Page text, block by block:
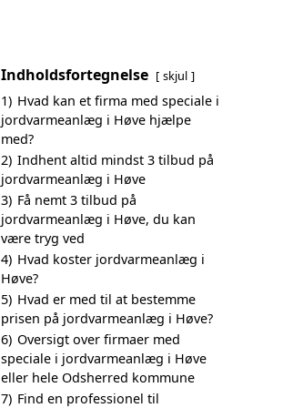
Indholdsfortegnelse skjul
1) Hvad kan et firma med speciale i
jordvarmeanlæg i Høve hjælpe
med?
2) Indhent altid mindst 3 tilbud på
jordvarmeanlæg i Høve
3) Få nemt 3 tilbud på
jordvarmeanlæg i Høve, du kan
være tryg ved
4) Hvad koster jordvarmeanlæg i
Høve?
5) Hvad er med til at bestemme
prisen på jordvarmeanlæg i Høve?
6) Oversigt over firmaer med
speciale i jordvarmeanlæg i Høve
eller hele Odsherred kommune
7) Find en professionel til